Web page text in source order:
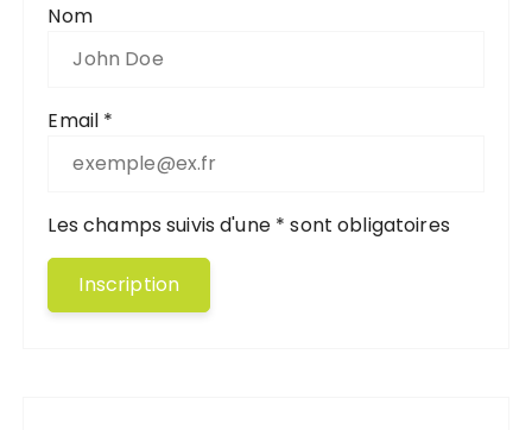
Nom
Email *
Les champs suivis d'une * sont obligatoires